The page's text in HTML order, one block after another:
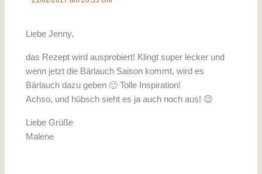
Liebe Jenny,
das Rezept wird ausprobiert! Klingt super lecker und
wenn jetzt die Bärlauch Saison kommt, wird es
Bärlauch dazu geben 🙂 Tolle Inspiration!
Achso, und hübsch sieht es ja auch noch aus! 😉
Liebe Grüße
Malene